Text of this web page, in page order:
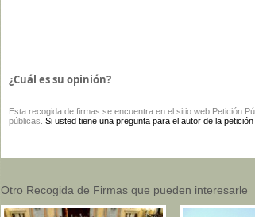
¿Cuál es su opinión?
Esta recogida de firmas se encuentra en el sitio web Petición
públicas. Si usted tiene una pregunta para el autor de la
Otro Recogida de Firmas que pueden interesarle